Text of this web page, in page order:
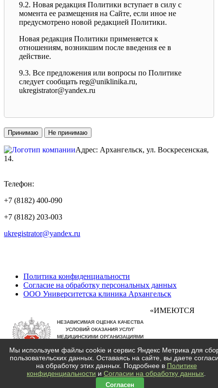
9.2. Новая редакция Политики вступает в силу с
момента ее размещения на Сайте, если иное не
предусмотрено новой редакцией Политики.
Новая редакция Политики применяется к
отношениям, возникшим после введения ее в
действие.
9.3. Все предложения или вопросы по Политике
следует сообщать reg@uniklinika.ru,
ukregistrator@yandex.ru
Принимаю Не принимаю
Адрес: Архангельск, ул. Воскресенская,
14.
Телефон:
+7 (8182) 400-090
+7 (8182) 203-003
ukregistrator@yandex.ru
Политика конфиденциальности
Согласие на обработку персональных данных
ООО Университетска клиника Архангельск
«ИМЕЮТСЯ
ПРОТИВОПОКАЗАНИЯ, ТРЕБУЕТСЯ КОНСУЛЬТАЦИЯ
СПЕЦИАЛИСТА»
Мы используем файлы cookie и сервис Яндекс Метрика для
пользовательских данных. Оставаясь на сайте, вы даете
на обработку этих данных. Подробнее в Политике
конфиденциальности и Согласии на обработку данных
Согласен